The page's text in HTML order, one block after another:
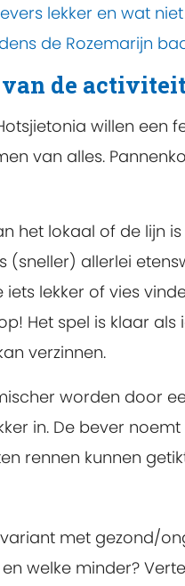
lekker en wat
de Rozemarijn
de
willen een
van alles.
het lokaal of de lijn is
(sneller) allerlei
iets lekker of vies
Het spel is klaar
verzinnen.
worden door
in. De bever
rennen kunnen
met gezond/
welke minder?